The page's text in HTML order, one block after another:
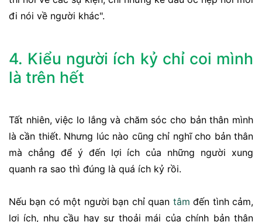
đi nói về người khác".
4. Kiểu người ích kỷ chỉ coi mình
là trên hết
Tất nhiên, việc lo lắng và chăm sóc cho bản thân mình
là cần thiết. Nhưng lúc nào cũng chỉ nghĩ cho bản thân
mà chẳng để ý đến lợi ích của những người xung
quanh ra sao thì đúng là quá ích kỷ rồi.
Nếu bạn có một người bạn chỉ quan tâm đến tình cảm,
lợi ích, nhu cầu hay sự thoải mái của chính bản thân